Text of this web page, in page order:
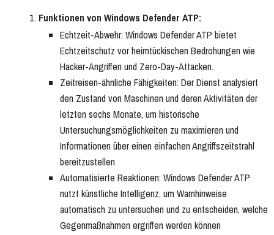
Funktionen von Windows Defender ATP:
Echtzeit-Abwehr: Windows Defender ATP bietet
Echtzeitschutz vor heimtückischen Bedrohungen wie
Hacker-Angriffen und Zero-Day-Attacken.
Zeitreisen-ähnliche Fähigkeiten: Der Dienst analysiert
den Zustand von Maschinen und deren Aktivitäten der
letzten sechs Monate, um historische
Untersuchungsmöglichkeiten zu maximieren und
Informationen über einen einfachen Angriffszeitstrahl
bereitzustellen
Automatisierte Reaktionen: Windows Defender ATP
nutzt künstliche Intelligenz, um Warnhinweise
automatisch zu untersuchen und zu entscheiden, welche
Gegenmaßnahmen ergriffen werden können